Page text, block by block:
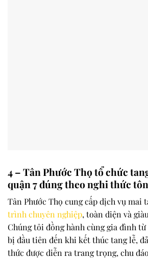
4 – Tân Phước Thọ tổ chức
quận 7 đúng theo nghi thức
Tân Phước Thọ cung cấp dịch vụ mai
trình chuyên nghiệp, toàn diện và
Chúng tôi đồng hành cùng gia đình
bị đầu tiên đến khi kết thúc tang lễ,
thức được diễn ra trang trọng, chu